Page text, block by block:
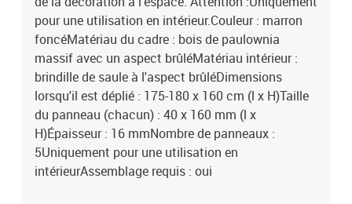
pour une utilisation en intérieur.Couleur : marron
foncéMatériau du cadre : bois de paulownia
massif avec un aspect brûléMatériau intérieur :
brindille de saule à l'aspect brûléDimensions
lorsqu'il est déplié : 175-180 x 160 cm (l x H)Taille
du panneau (chacun) : 40 x 160 mm (l x
H)Épaisseur : 16 mmNombre de panneaux :
5Uniquement pour une utilisation en
intérieurAssemblage requis : oui